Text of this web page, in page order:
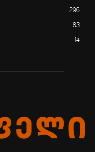
296
83
14